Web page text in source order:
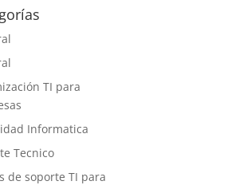
TI para
Informatica
Tecnico
de soporte TI para